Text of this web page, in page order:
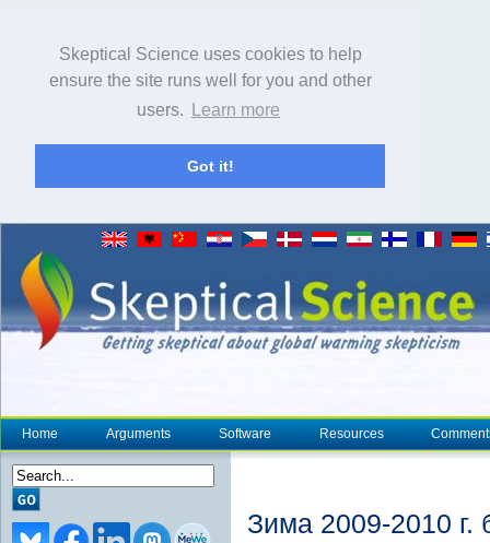
Skeptical Science uses cookies to help
ensure the site runs well for you and other
users.
Learn more
Got it!
Home Arguments Software Resources
Зима 2009-2010 г.